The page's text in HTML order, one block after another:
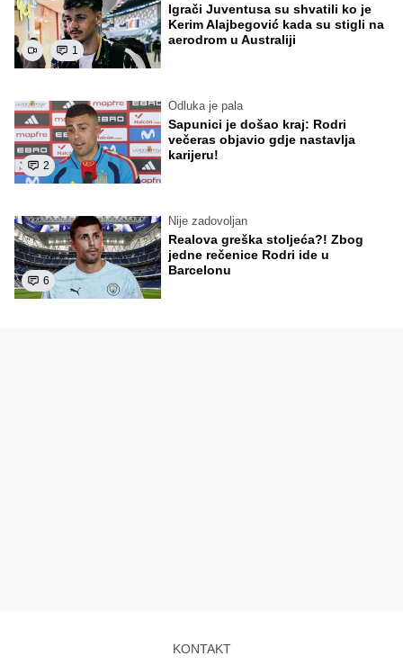
1
Igrači Juventusa su shvatili ko je
Kerim Alajbegović kada su stigli na
aerodrom u Australiji
2
Odluka je pala
Sapunici je došao kraj: Rodri
večeras objavio gdje nastavlja
karijeru!
6
Nije zadovoljan
Realova greška stoljeća?! Zbog
jedne rečenice Rodri ide u
Barcelonu
KONTAKT